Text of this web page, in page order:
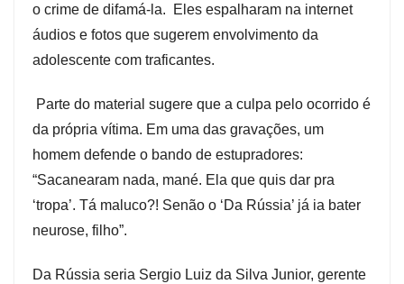
o crime de difamá-la. Eles espalharam na internet
áudios e fotos que sugerem envolvimento da
adolescente com traficantes.
Parte do material sugere que a culpa pelo ocorrido é
da própria vítima. Em uma das gravações, um
homem defende o bando de estupradores:
“Sacanearam nada, mané. Ela que quis dar pra
‘tropa’. Tá maluco?! Senão o ‘Da Rússia’ já ia bater
neurose, filho”.
Da Rússia seria Sergio Luiz da Silva Junior, gerente